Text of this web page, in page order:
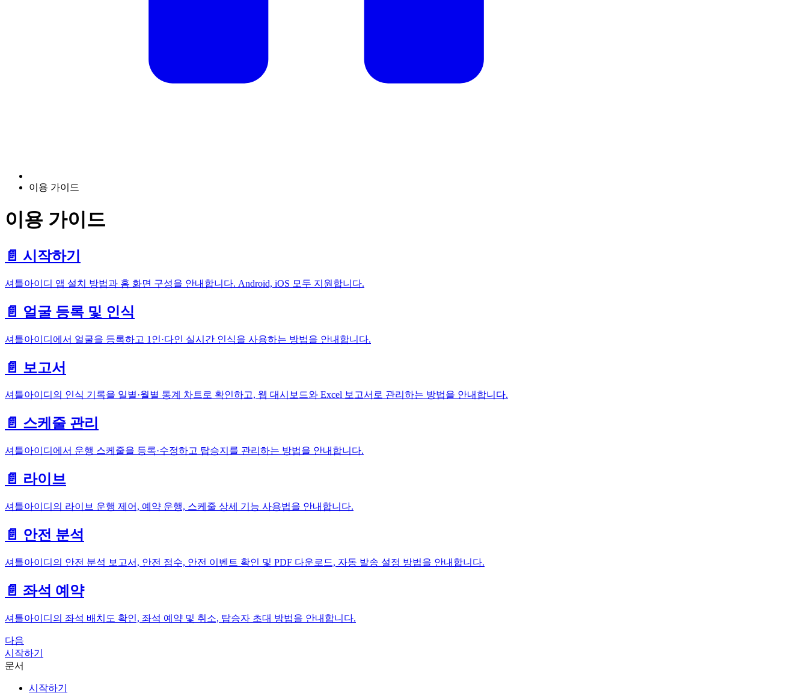
이용 가이드
이용 가이드
📄️ 시작하기
셔틀아이디 앱 설치 방법과 홈 화면 구성을 안내합니다. Android, iOS 모두 지원합니다.
📄️ 얼굴 등록 및 인식
셔틀아이디에서 얼굴을 등록하고 1인·다인 실시간 인식을 사용하는 방법을 안내합니다.
📄️ 보고서
셔틀아이디의 인식 기록을 일별·월별 통계 차트로 확인하고, 웹 대시보드와 Excel 보고서로 관리하는 방법을 안내합니다.
📄️ 스케줄 관리
셔틀아이디에서 운행 스케줄을 등록·수정하고 탑승지를 관리하는 방법을 안내합니다.
📄️ 라이브
셔틀아이디의 라이브 운행 제어, 예약 운행, 스케줄 상세 기능 사용법을 안내합니다.
📄️ 안전 분석
셔틀아이디의 안전 분석 보고서, 안전 점수, 안전 이벤트 확인 및 PDF 다운로드, 자동 발송 설정 방법을 안내합니다.
📄️ 좌석 예약
셔틀아이디의 좌석 배치도 확인, 좌석 예약 및 취소, 탑승자 초대 방법을 안내합니다.
다음
시작하기
문서
시작하기